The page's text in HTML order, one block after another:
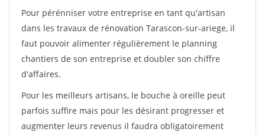
Pour pérénniser votre entreprise en tant qu'artisan
dans les travaux de rénovation Tarascon-sur-ariege, il
faut pouvoir alimenter régulièrement le planning
chantiers de son entreprise et doubler son chiffre
d'affaires.
Pour les meilleurs artisans, le bouche à oreille peut
parfois suffire mais pour les désirant progresser et
augmenter leurs revenus il faudra obligatoirement